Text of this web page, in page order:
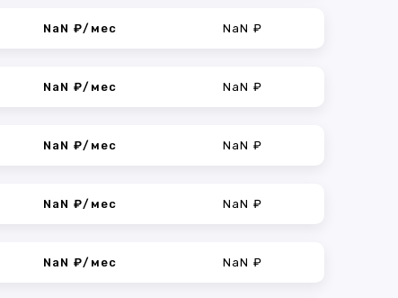
NaN ₽/мес NaN ₽
NaN ₽/мес NaN ₽
NaN ₽/мес NaN ₽
NaN ₽/мес NaN ₽
NaN ₽/мес NaN ₽